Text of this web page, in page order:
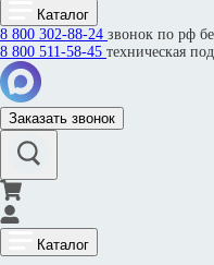
Каталог
8 800 302-88-24 звонок по рф
8 800 511-58-45 техническая
Заказать звонок
Каталог